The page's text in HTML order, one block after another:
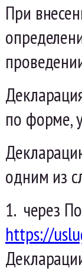
При
по форме,
одним из
1. через
https://